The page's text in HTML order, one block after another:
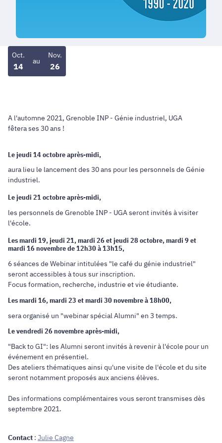
Oct.
14
au
Nov.
26
A l'automne 2021, Grenoble INP - Génie industriel, UGA
fêtera ses 30 ans !
Le jeudi 14 octobre après-midi,
aura lieu le lancement des 30 ans pour les personnels de Génie
industriel.
Le jeudi 21 octobre après-midi,
les personnels de Grenoble INP - UGA seront invités à visiter
l'école.
Les mardi 19, jeudi 21, mardi 26 et jeudi 28 octobre, mardi 9 et
mardi 16 novembre de 12h30 à 13h15,
6 séances de Webinar intitulées "le café du génie industriel"
seront accessibles à tous sur inscription.
Focus formation, recherche, industrie et vie étudiante.
Les mardi 16, mardi 23 et mardi 30 novembre à 18h00,
sera organisé un "webinar spécial Alumni" en 3 temps.
Le vendredi 26 novembre après-midi,
"Back to GI": les Alumni seront invités à revenir à l'école pour un
événement en présentiel.
Des ateliers thématiques ainsi qu'une visite de l'école et du site
seront notamment proposés aux anciens élèves.
Des informations complémentaires vous seront transmises dès
septembre 2021.
Contact : Julie Cagne